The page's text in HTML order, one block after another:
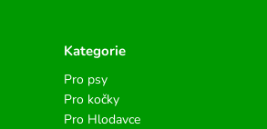
Kategorie
Pro psy
Pro kočky
Pro Hlodavce